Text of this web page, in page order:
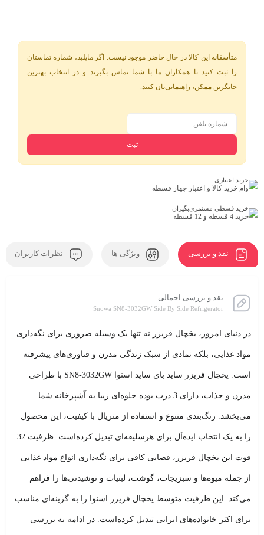
متأسفانه این کالا در حال حاضر موجود نیست. اگر مایلید، شماره تماستان
را ثبت کنید تا همکاران ما با شما تماس بگیرند و در انتخاب بهترین
جایگزین ممکن، راهنمایی‌تان کنند.
خرید اعتباری
وام خرید کالا و اعتبار چهار قسطه
خرید قسطی مستمری‌بگیران
خرید 4 قسطه و 12 قسطه
نقد و بررسی ویژگی ها نظرات کاربران
نقد و بررسی اجمالی
Snowa SN8-3032GW Side By Side Refrigerator
در دنیای امروز، یخچال فریزر نه تنها یک وسیله ضروری برای نگه‌داری
مواد غذایی، بلکه نمادی از سبک زندگی مدرن و فناوری‌های پیشرفته
است. یخچال فریزر ساید بای ساید اسنوا SN8-3032GW با طراحی
مدرن و جذاب، دارای 3 درب بوده جلوه‌ای زیبا به آشپزخانه شما
می‌بخشد. رنگ‌بندی متنوع و استفاده از متریال با کیفیت، این محصول
را به یک انتخاب ایده‌آل برای هرسلیقه‌ای تبدیل کرده‌است. ظرفیت 32
فوت این یخچال فریزر، فضایی کافی برای نگه‌داری انواع مواد غذایی
از جمله میوه‌ها و سبزیجات، گوشت، لبنیات و نوشیدنی‌ها را فراهم
می‌کند. این ظرفیت متوسط یخچال فریزر اسنوا را به گزینه‌ای مناسب
برای اکثر خانواده‌های ایرانی تبدیل کرده‌است. در ادامه به بررسی